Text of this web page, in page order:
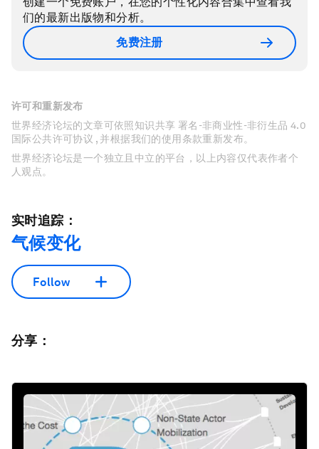
们的最新出版物和分析。
免费注册
许可和重新发布
世界经济论坛的文章可依照知识共享 署名-非商业性-非衍生品 4.0
国际公共许可协议 , 并根据我们的使用条款重新发布。
世界经济论坛是一个独立且中立的平台，以上内容仅代表作者个
人观点。
实时追踪：
气候变化
Follow
分享：